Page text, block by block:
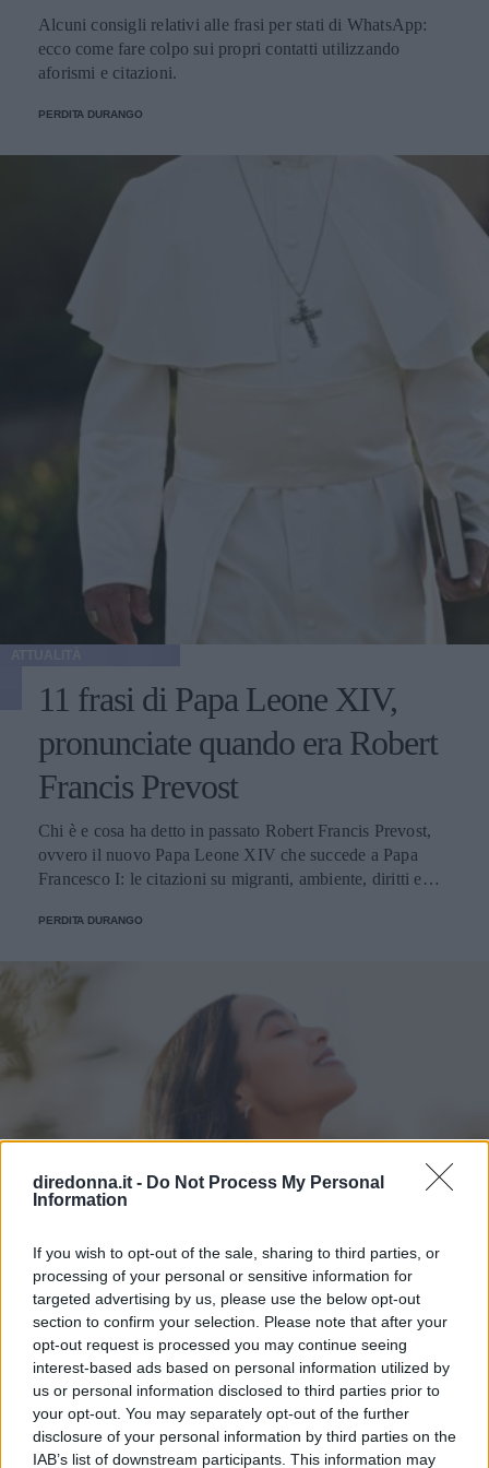
diredonna.it - Do Not Process My Personal
Information
If you wish to opt-out of the sale, sharing to third parties, or
processing of your personal or sensitive information for
targeted advertising by us, please use the below opt-out
section to confirm your selection. Please note that after your
opt-out request is processed you may continue seeing
interest-based ads based on personal information utilized by
us or personal information disclosed to third parties prior to
your opt-out. You may separately opt-out of the further
disclosure of your personal information by third parties on the
IAB’s list of downstream participants. This information may
Alcuni consigli relativi alle frasi per stati di WhatsApp:
ecco come fare colpo sui propri contatti utilizzando
aforismi e citazioni.
PERDITA DURANGO
11 frasi di Papa Leone XIV,
pronunciate quando era Robert
Francis Prevost
Chi è e cosa ha detto in passato Robert Francis Prevost,
ovvero il nuovo Papa Leone XIV che succede a Papa
Francesco I: le citazioni su migranti, ambiente, diritti e
PERDITA DURANGO
ATTUALITÀ